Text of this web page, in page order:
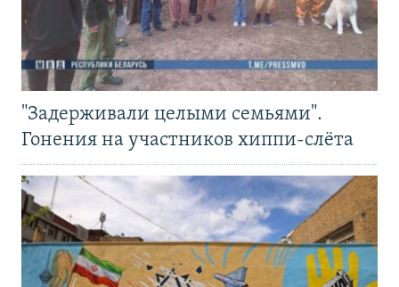
"Задерживали целыми семьями".
Гонения на участников хиппи-слёта